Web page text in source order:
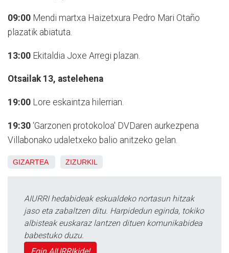
09:00 Mendi martxa Haizetxura Pedro Mari Otaño
plazatik abiatuta.
13:00 Ekitaldia Joxe Arregi plazan.
Otsailak 13, astelehena
19:00 Lore eskaintza hilerrian.
19:30 ‘Garzonen protokoloa' DVDaren aurkezpena
Villabonako udaletxeko balio anitzeko gelan.
GIZARTEA ZIZURKIL
AIURRI hedabideak eskualdeko nortasun hitzak
jaso eta zabaltzen ditu. Harpidedun eginda, tokiko
albisteak euskaraz lantzen dituen komunikabidea
babestuko duzu.